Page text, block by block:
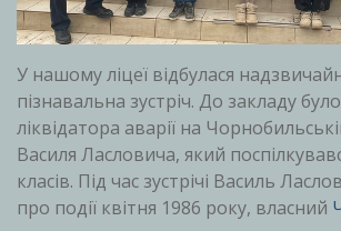
У нашому ліцеї відбулася
пізнавальна зустріч. До закладу
ліквідатора аварії на
Василя Ласловича, який
класів. Під час зустрічі Василь
про події квітня 1986 року, власний